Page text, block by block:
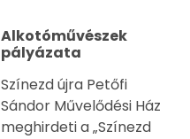
Alkotóművészek
pályázata
Színezd újra Petőfi
Sándor Művelődési Ház
meghirdeti a „Színezd